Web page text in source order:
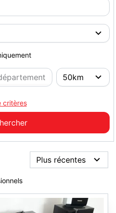
critères